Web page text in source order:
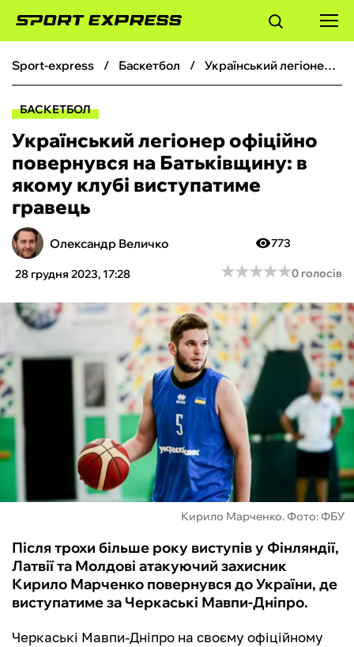
ФУТБОЛ
БОКС
ХОКЕЙ
ТЕНІС
КІБЕРСПОРТ
ІНШІ
БУКМЕКЕРИ
sport-express баскетбол Український легіонер офіційно повернувся на Батьківщину: в якому клубі виступатиме гравець
БАСКЕТБОЛ
Український легіонер офіційно
повернувся на Батьківщину: в
якому клубі виступатиме
гравець
Олександр Величко
28 грудня 2023, 17:28
773
★★★★★
★★★★★0 голосів
Кирило Марченко. Фото: ФБУ
Після трохи більше року виступів у Фінляндії,
Латвії та Молдові атакуючий захисник
Кирило Марченко повернувся до України, де
виступатиме за Черкаські Мавпи-Дніпро.
Черкаські Мавпи-Дніпро на своєму офіційному